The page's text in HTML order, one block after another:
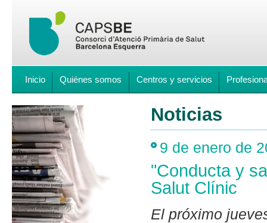
Inicio Quiénes somos Centros y servicios
Noticias
9 de enero de
"Conducta y
Salut Clínic
El próximo